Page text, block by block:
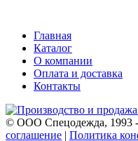
Главная
Каталог
О компании
Оплата и доставка
Контакты
© ООО Спецодежда, 1993
соглашение | Политика